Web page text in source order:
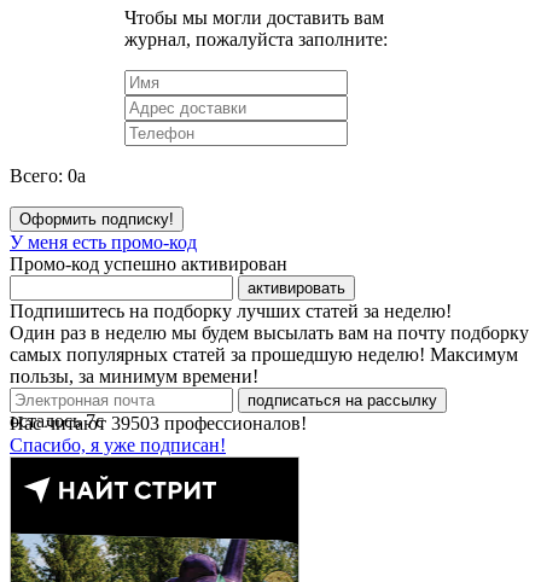
Чтобы мы могли доставить вам
журнал, пожалуйста заполните:
Всего: 0a
Оформить подписку!
У меня есть промо-код
Промо-код успешно активирован
активировать
Подпишитесь на подборку лучших статей за неделю!
Один раз в неделю мы будем высылать вам на почту подборку
самых популярных статей за прошедшую неделю! Максимум
пользы, за минимум времени!
подписаться на рассылку
Нас читают 39503 профессионалов!
Спасибо, я уже подписан!
осталось7с